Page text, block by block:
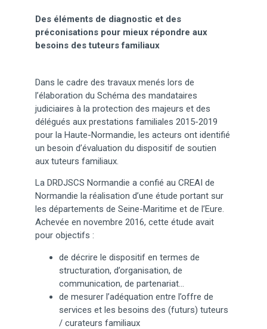
Des éléments de diagnostic et des
préconisations pour mieux répondre aux
besoins des tuteurs familiaux
Dans le cadre des travaux menés lors de
l’élaboration du Schéma des mandataires
judiciaires à la protection des majeurs et des
délégués aux prestations familiales 2015-2019
pour la Haute-Normandie, les acteurs ont identifié
un besoin d’évaluation du dispositif de soutien
aux tuteurs familiaux.
La DRDJSCS Normandie a confié au CREAI de
Normandie la réalisation d’une étude portant sur
les départements de Seine-Maritime et de l’Eure.
Achevée en novembre 2016, cette étude avait
pour objectifs :
de décrire le dispositif en termes de
structuration, d’organisation, de
communication, de partenariat…
de mesurer l’adéquation entre l’offre de
services et les besoins des (futurs) tuteurs
/ curateurs familiaux